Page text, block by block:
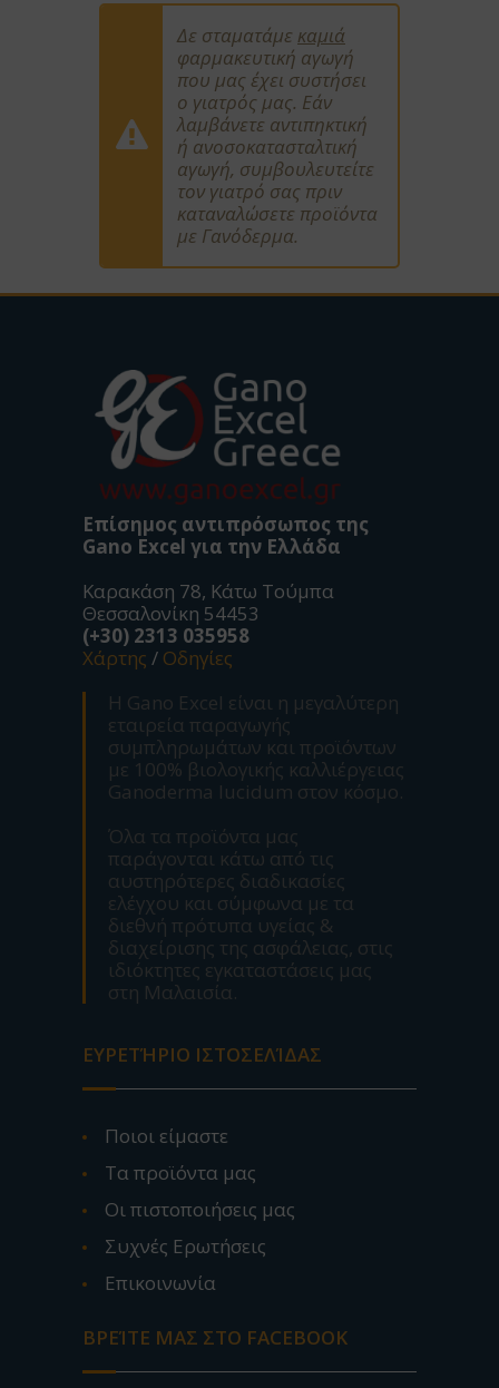
Δε σταματάμε καμιά
φαρμακευτική αγωγή
που μας έχει συστήσει
ο γιατρός μας. Εάν
λαμβάνετε αντιπηκτική
ή ανοσοκατασταλτική
αγωγή, συμβουλευτείτε
τον γιατρό σας πριν
καταναλώσετε προϊόντα
με Γανόδερμα.
Επίσημος αντιπρόσωπος της
Gano Excel για την Ελλάδα
Καρακάση 78, Κάτω Τούμπα
Θεσσαλονίκη 54453
(+30) 2313 035958
Χάρτης / Οδηγίες
Η Gano Excel είναι η μεγαλύτερη
εταιρεία παραγωγής
συμπληρωμάτων και προϊόντων
με 100% βιολογικής καλλιέργειας
Ganoderma lucidum στον κόσμο.
Όλα τα προϊόντα μας
παράγονται κάτω από τις
αυστηρότερες διαδικασίες
ελέγχου και σύμφωνα με τα
διεθνή πρότυπα υγείας &
διαχείρισης της ασφάλειας, στις
ιδιόκτητες εγκαταστάσεις μας
στη Μαλαισία.
ΕΥΡΕΤΉΡΙΟ ΙΣΤΟΣΕΛΊΔΑΣ
Ποιοι είμαστε
Τα προϊόντα μας
Οι πιστοποιήσεις μας
Συχνές Ερωτήσεις
Επικοινωνία
ΒΡΕΊΤΕ ΜΑΣ ΣΤΟ FACEBOOK